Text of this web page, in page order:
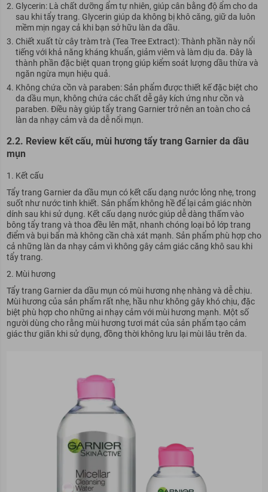
Glycerin: Là chất dưỡng ẩm tự nhiên, giúp cân bằng độ ẩm cho da
sau khi tẩy trang. Glycerin giúp da không bị khô căng, giữ da luôn
mềm mịn ngay cả khi bạn sở hữu làn da dầu.
Chiết xuất từ cây tràm trà (Tea Tree Extract): Thành phần này nổi
tiếng với khả năng kháng khuẩn, giảm viêm và làm dịu da. Đây là
thành phần đặc biệt quan trọng giúp kiểm soát lượng dầu thừa và
ngăn ngừa mụn hiệu quả.
Không chứa cồn và paraben: Sản phẩm được thiết kế đặc biệt cho
da dầu mụn, không chứa các chất dễ gây kích ứng như cồn và
paraben. Điều này giúp tẩy trang Garnier trở nên an toàn cho cả
làn da nhạy cảm và da dễ nổi mụn.
2.2. Review kết cấu, mùi hương tẩy trang Garnier da dầu
mụn
Kết cấu
Tẩy trang Garnier da dầu mụn có kết cấu dạng nước lỏng nhẹ, trong
suốt như nước tinh khiết. Sản phẩm không hề để lại cảm giác nhờn
dính sau khi sử dụng. Kết cấu dạng nước giúp dễ dàng thấm vào
bông tẩy trang và thoa đều lên mặt, nhanh chóng loại bỏ lớp trang
điểm và bụi bẩn mà không cần chà xát mạnh. Sản phẩm phù hợp cho
cả những làn da nhạy cảm vì không gây cảm giác căng khô sau khi
tẩy trang.
Mùi hương
Tẩy trang Garnier da dầu mụn có mùi hương nhẹ nhàng và dễ chịu.
Mùi hương của sản phẩm rất nhẹ, hầu như không gây khó chịu, đặc
biệt phù hợp cho những ai nhạy cảm với mùi hương mạnh. Một số
người dùng cho rằng mùi hương tươi mát của sản phẩm tạo cảm
giác thư giãn khi sử dụng, đồng thời không lưu lại mùi lâu trên da.